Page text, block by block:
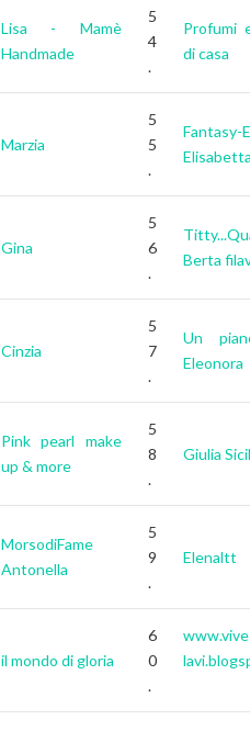
Lisa - Mamè
Handmade
5
4
.
Profumi
di casa
Marzia
5
5
.
Elisabetta
Gina
5
6
.
Berta
Cinzia
5
7
.
Un
Eleonora
Pink pearl make
up & more
5
8
.
Giulia
MorsodiFame
Antonella
5
9
.
Elenaltt
il mondo di gloria
6
0
.